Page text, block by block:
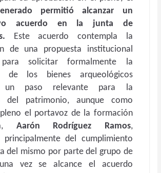
permitió alcanzar un
acuerdo en la junta de
Este acuerdo contempla la
de una propuesta institucional
solicitar formalmente la
de los bienes arqueológicos
un paso relevante para la
del patrimonio, aunque como
el portavoz de la formación
Aarón Rodríguez Ramos,
principalmente del cumplimiento
del mismo por parte del grupo de
vez se alcance el acuerdo